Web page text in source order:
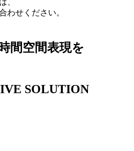
、
わせください。
間空間表現を
SOLUTION